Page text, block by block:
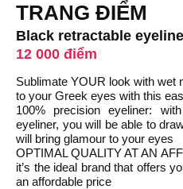
TRANG ĐIỂM
Black retractable
12 000 điểm
Sublimate YOUR look with wet
to your Greek eyes with this
100% precision eyeliner:
eyeliner, you will be able to
will bring glamour to your eyes
OPTIMAL QUALITY AT AN
it’s the ideal brand that offers
an affordable price